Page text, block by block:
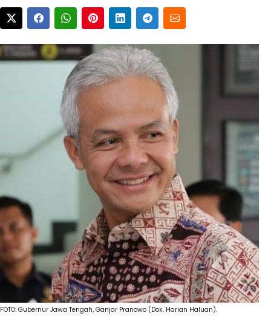
FOTO: Gubernur Jawa Tengah, Ganjar Pranowo (Dok. Harian Haluan).